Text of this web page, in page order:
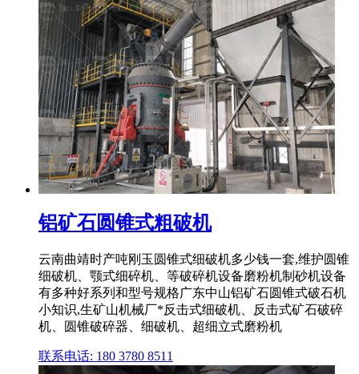
铝矿石圆锥式粗破机
云南曲靖时产吨刚玉圆锥式细破机多少钱一套,维护圆锥
细破机、颚式细碎机、等破碎机设备磨粉机制砂机设备
有多种好系列和型号规格广东中山铝矿石圆锥式破石机
小知识,生矿山机械厂*反击式细破机、反击式矿石破碎
机、圆锥破碎器、细破机、超细立式磨粉机
联系电话: 180 3780 8511